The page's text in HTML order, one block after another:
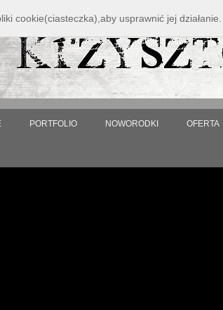
PORTFOLIO NOWORODKI OFERTA
cookie(ciasteczka),aby usprawnić jej